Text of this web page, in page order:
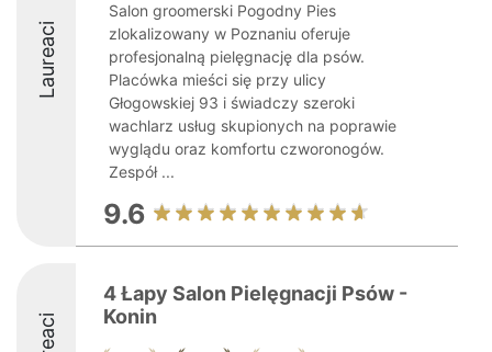
Laureaci
Salon groomerski Pogodny Pies
zlokalizowany w Poznaniu oferuje
profesjonalną pielęgnację dla psów.
Placówka mieści się przy ulicy
Głogowskiej 93 i świadczy szeroki
wachlarz usług skupionych na poprawie
wyglądu oraz komfortu czworonogów.
Zespół ...
9.6
4 Łapy Salon Pielęgnacji Psów -
Konin